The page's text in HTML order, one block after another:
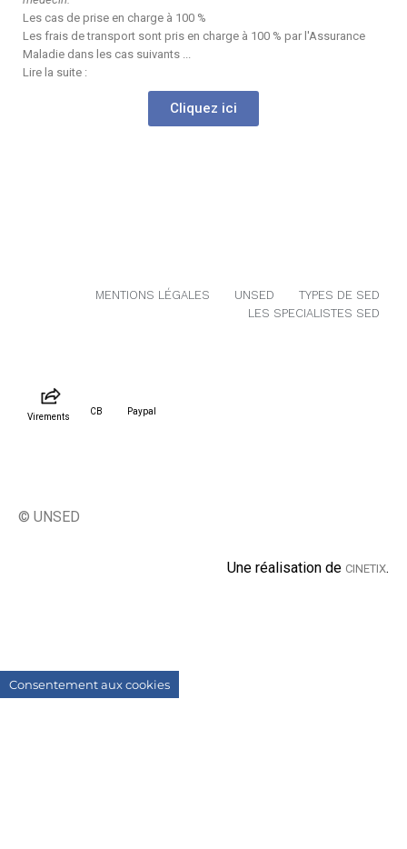
Les cas de prise en charge à 100 %
Les frais de transport sont pris en charge à 100 % par l'Assurance
Maladie dans les cas suivants ...
Lire la suite :
Cliquez ici
MENTIONS LÉGALES UNSED
TYPES DE SED
LES SPECIALISTES SED
Virements
CB Paypal
© UNSED
Une réalisation de CINETIX.
Consentement aux cookies